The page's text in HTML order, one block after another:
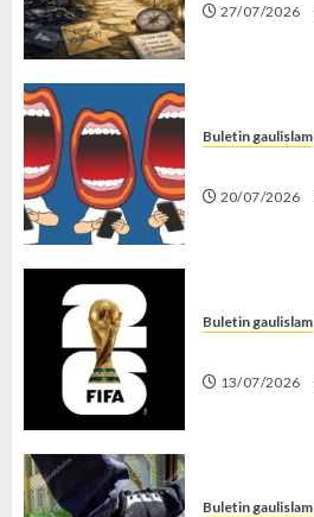
27/07/2026
Buletin gaulislam
20/07/2026
Buletin gaulislam
13/07/2026
Buletin gaulislam